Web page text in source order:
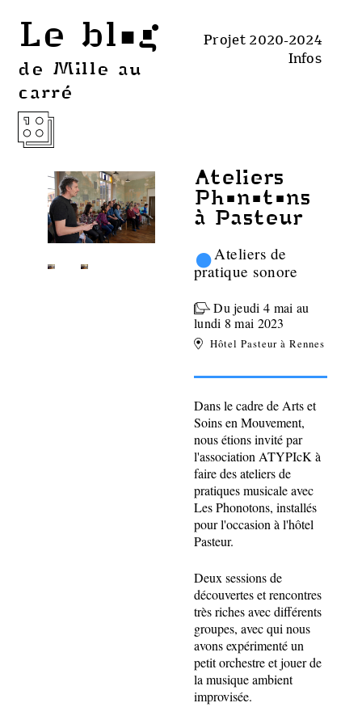
Le blog
de Mille au
carré
Projet 2020-2024
Infos
Ateliers
Phonotons
à Pasteur
• Ateliers de
pratique sonore
Du jeudi 4 mai au
lundi 8 mai 2023
Hôtel Pasteur à Rennes
Dans le cadre de Arts et
Soins en Mouvement,
nous étions invité par
l'association ATYPIcK à
faire des ateliers de
pratiques musicale avec
Les Phonotons, installés
pour l'occasion à l'hôtel
Pasteur.
Deux sessions de
découvertes et rencontres
très riches avec différents
groupes, avec qui nous
avons expérimenté un
petit orchestre et jouer de
la musique ambient
improvisée.